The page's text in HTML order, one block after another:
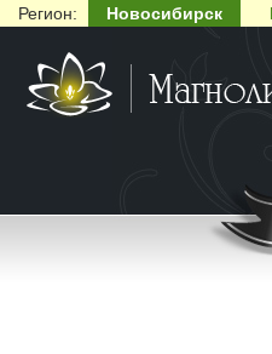
Регион: Новосибирск